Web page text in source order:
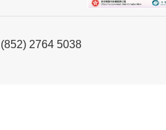
2764 5038